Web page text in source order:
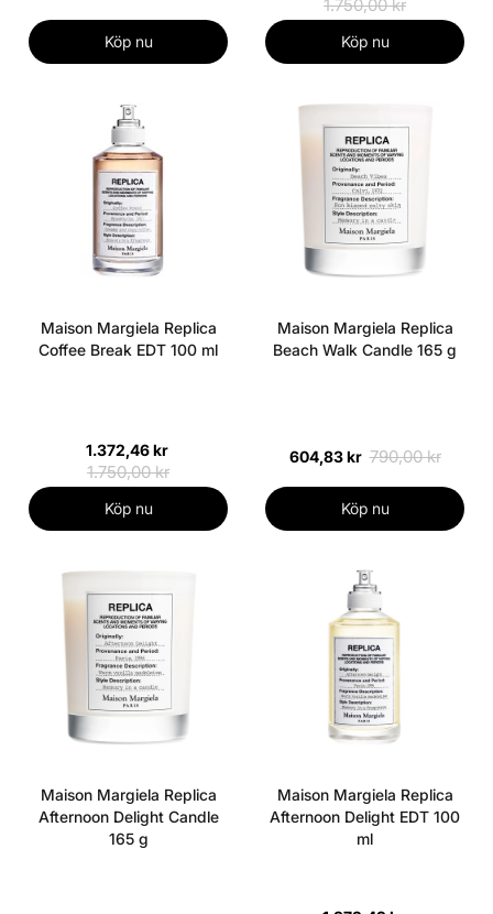
Köp nu
1.750,00 kr
Köp nu
Maison Margiela Replica
Coffee Break EDT 100 ml
1.372,46 kr
1.750,00 kr
Köp nu
Maison Margiela Replica
Beach Walk Candle 165 g
604,83 kr 790,00 kr
Köp nu
Maison Margiela Replica
Afternoon Delight Candle
165 g
Maison Margiela Replica
Afternoon Delight EDT 100
ml